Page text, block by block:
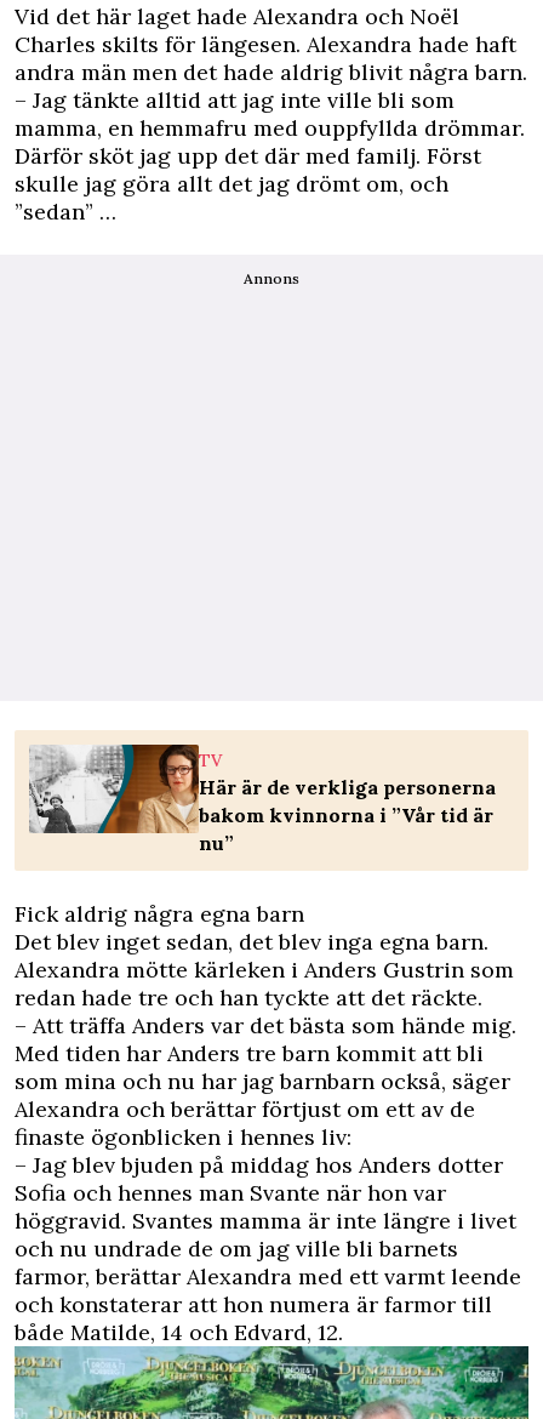
Vid det här laget hade Alexandra och Noël
Charles skilts för längesen. Alexandra hade haft
andra män men det hade aldrig blivit några barn.
– Jag tänkte alltid att jag inte ville bli som
mamma, en hemmafru med ouppfyllda drömmar.
Därför sköt jag upp det där med familj. Först
skulle jag göra allt det jag drömt om, och
”sedan” …
Annons
TV
Här är de verkliga personerna
bakom kvinnorna i ”Vår tid är
nu”
Fick aldrig några egna barn
Det blev inget sedan, det blev inga egna barn.
Alexandra mötte kärleken i Anders Gustrin som
redan hade tre och han tyckte att det räckte.
– Att träffa Anders var det bästa som hände mig.
Med tiden har Anders tre barn kommit att bli
som mina och nu har jag barnbarn också, säger
Alexandra och berättar förtjust om ett av de
finaste ögonblicken i hennes liv:
– Jag blev bjuden på middag hos Anders dotter
Sofia och hennes man Svante när hon var
höggravid. Svantes mamma är inte längre i livet
och nu undrade de om jag ville bli barnets
farmor, berättar Alexandra med ett varmt leende
och konstaterar att hon numera är farmor till
både Matilde, 14 och Edvard, 12.